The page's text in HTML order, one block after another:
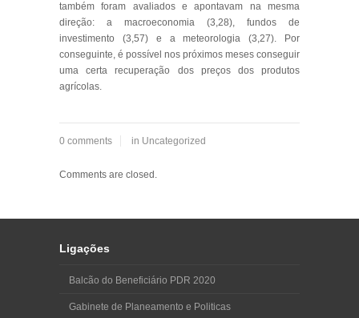
também foram avaliados e apontavam na mesma
direção: a macroeconomia (3,28), fundos de
investimento (3,57) e a meteorologia (3,27). Por
conseguinte, é possível nos próximos meses conseguir
uma certa recuperação dos preços dos produtos
agrícolas.
0 comments in Uncategorized
Comments are closed.
Ligações
Balcão do Beneficiário PDR 2020
Gabinete de Planeamento e Politicas